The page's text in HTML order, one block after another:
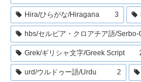
Hira/ひらがな/Hiragana 3
hbs/セルビア・クロアチア語/Serbo-
Grek/ギリシャ文字/Greek Script
urd/ウルドゥー語/Urdu 2